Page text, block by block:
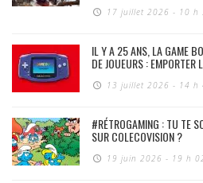
17 juillet 2026 - 10 h
IL Y A 25 ANS, LA GAME
DE JOUEURS : EMPORTER
13 juillet 2026 - 14 h
#RÉTROGAMING : TU TE
SUR COLECOVISION ?
19 juin 2026 - 19 h